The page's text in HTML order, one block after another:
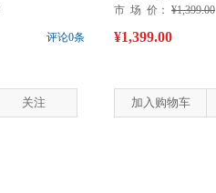
评论0条
关注
市 场 价： ¥1,399.00
¥1,399.00
加入购物车